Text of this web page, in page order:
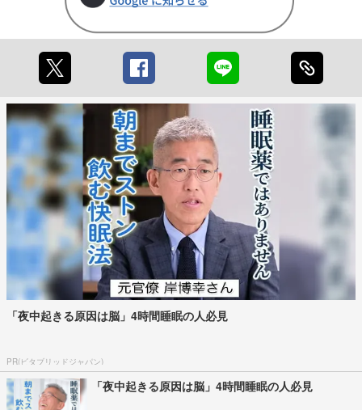
「夜中起きる原因は脳」4時間睡眠の人必見
PR(ビタブリッドジャパン)
「夜中起きる原因は脳」4時間睡眠の人必見